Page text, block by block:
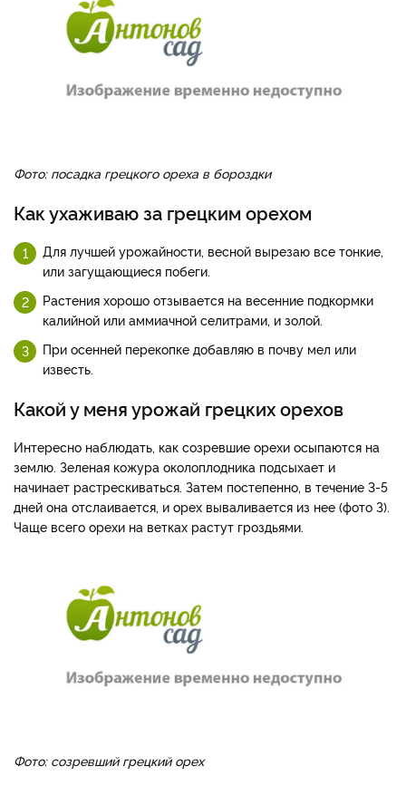
Фото: посадка грецкого ореха в бороздки
Как ухаживаю за грецким орехом
Для лучшей урожайности, весной вырезаю все тонкие,
или загущающиеся побеги.
Растения хорошо отзывается на весенние подкормки
калийной или аммиачной селитрами, и золой.
При осенней перекопке добавляю в почву мел или
известь.
Какой у меня урожай грецких орехов
Интересно наблюдать, как созревшие орехи осыпаются на
землю. Зеленая кожура околоплодника подсыхает и
начинает растрескиваться. Затем постепенно, в течение 3-5
дней она отслаивается, и орех вываливается из нее (фото З).
Чаще всего орехи на ветках растут гроздьями.
Фото: созревший грецкий орех